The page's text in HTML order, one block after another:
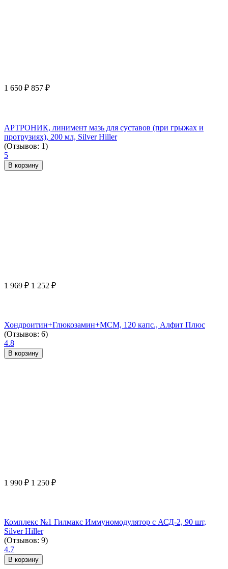
1 650 ₽ 857 ₽
АРТРОНИК, линимент мазь для суставов (при грыжах и
протрузиях), 200 мл, Silver Hiller
(Отзывов: 1)
5
В корзину
1 969 ₽ 1 252 ₽
Хондроитин+Глюкозамин+МСМ, 120 капс., Алфит Плюс
(Отзывов: 6)
4.8
В корзину
1 990 ₽ 1 250 ₽
Комплекс №1 Гилмакс Иммуномодулятор с АСД-2, 90 шт,
Silver Hiller
(Отзывов: 9)
4.7
В корзину